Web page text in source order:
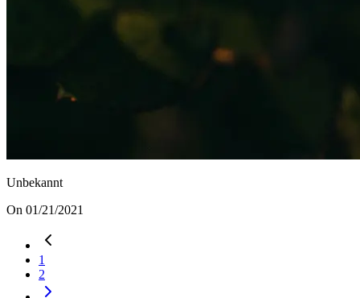
Unbekannt
On 01/21/2021
1
2